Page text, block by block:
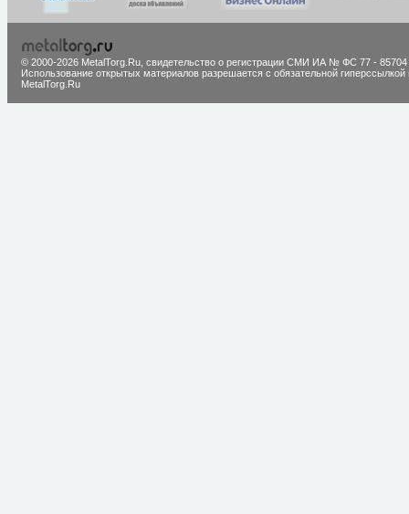
© 2000-2026 MetalTorg.Ru, cвидетельство о регистрации СМИ ИА № ФС 77 - 85704
Использование открытых материалов разрешается с обязательной гиперссылкой
MetalTorg.Ru